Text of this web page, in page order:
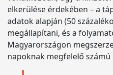
elkerülése érdekében – a
adatok alapján (50
megállapítani, és a
Magyarországon
napoknak megfelelő